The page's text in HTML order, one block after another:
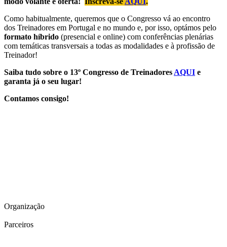
Como habitualmente, queremos que o Congresso vá ao encontro
dos Treinadores em Portugal e no mundo e, por isso, optámos pelo
formato híbrido (presencial e online) com conferências plenárias
com temáticas transversais a todas as modalidades e à profissão de
Treinador!
Saiba tudo sobre o 13º Congresso de Treinadores AQUI e
garanta já o seu lugar!
Contamos consigo!
Organização
Parceiros